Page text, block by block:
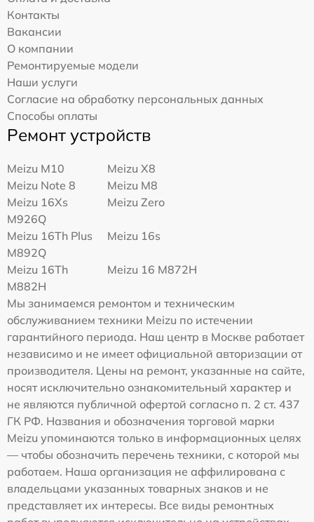
Контакты
Вакансии
О компании
Ремонтируемые модели
Наши услуги
Согласие на обработку персональных данных
Способы оплаты
Ремонт устройств
Meizu M10
Meizu X8
Meizu Note 8
Meizu M8
Meizu 16Xs
M926Q
Meizu Zero
Meizu 16Th Plus
M892Q
Meizu 16s
Meizu 16Th
M882H
Meizu 16 M872H
Мы занимаемся ремонтом и техническим
обслуживанием техники Meizu по истечении
гарантийного периода. Наш центр в Москве работает
независимо и не имеет официальной авторизации от
производителя. Цены на ремонт, указанные на сайте,
носят исключительно ознакомительный характер и
не являются публичной офертой согласно п. 2 ст. 437
ГК РФ. Названия и обозначения торговой марки
Meizu упоминаются только в информационных целях
— чтобы обозначить перечень техники, с которой мы
работаем. Наша организация не аффилирована с
владельцами указанных товарных знаков и не
представляет их интересы. Все виды ремонтных